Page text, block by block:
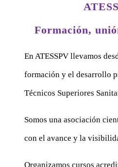
Formación,
En ATESSPV llevamos
formación y el desarrollo
Técnicos Superiores
Somos una asociación
con el avance y la
Organizamos cursos